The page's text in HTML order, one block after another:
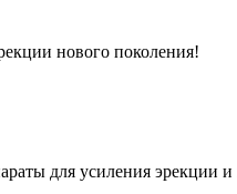
нового поколения!
для усиления эрекции